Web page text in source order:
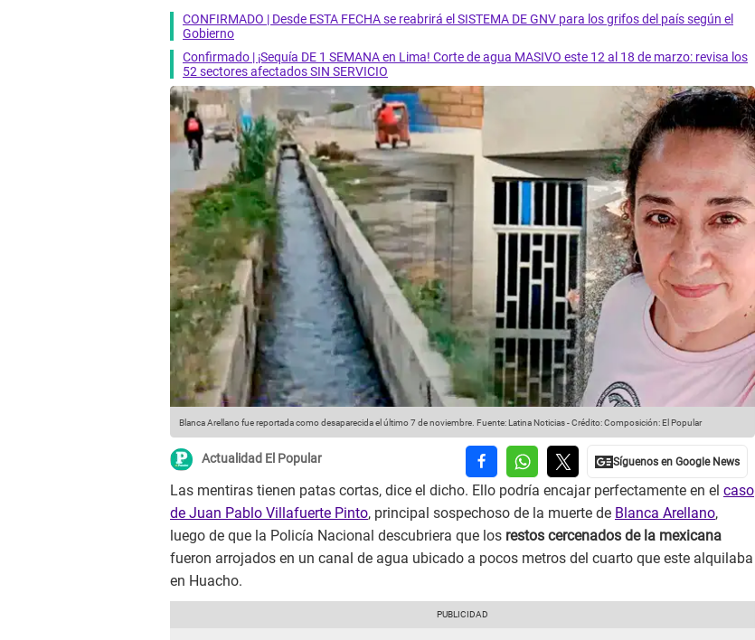
CONFIRMADO | Desde ESTA FECHA se reabrirá el SISTEMA DE GNV para los grifos del país según el
Gobierno
Confirmado | ¡Sequía DE 1 SEMANA en Lima! Corte de agua MASIVO este 12 al 18 de marzo: revisa los
52 sectores afectados SIN SERVICIO
Blanca Arellano fue reportada como desaparecida el último 7 de noviembre. Fuente: Latina Noticias-Crédito: Composición: El Popular
Actualidad El Popular
Las mentiras tienen patas cortas, dice el dicho. Ello podría encajar perfectamente en el caso
de Juan Pablo Villafuerte Pinto, principal sospechoso de la muerte de Blanca Arellano,
luego de que la Policía Nacional descubriera que los restos cercenados de la mexicana
fueron arrojados en un canal de agua ubicado a pocos metros del cuarto que este alquilaba
en Huacho.